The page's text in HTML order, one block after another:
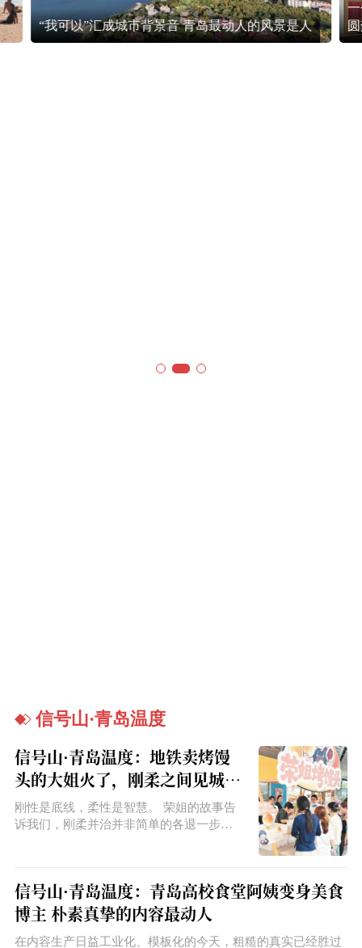
“我可以”汇成城市背景音 青岛最动人的风景是人
信号山·青岛温度
信号山·青岛温度：地铁卖烤馒
头的大姐火了，刚柔之间见城市
治理真章
刚性是底线，柔性是智慧。 荣姐的故事告
诉我们，刚柔并治并非简单的各退一步，
信号山·青岛温度：青岛高校食堂阿姨变身美食
博主 朴素真挚的内容最动人
在内容生产日益工业化、模板化的今天，粗糙的真实已经胜过